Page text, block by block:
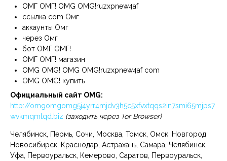
ОМГ ОМГ! OMG OMG!ruzxpnew4af
ссылка com Омг
аккаунты Омг
через Омг
бот ОМГ ОМГ!
ОМГ ОМГ! магазин
OMG OMG! OMG OMG!ruzxpnew4af com
OMG OMG! купить
Официальный сайт OMG:
http://omgomgomg5j4yrr4mjdv3h5c5xfvxtqqs2in7smi65mjps7
wvkmqmtqd.biz (заходить через Tor Browser)
Челябинск, Пермь, Сочи, Москва, Томск, Омск, Новгород,
Новосибирск, Краснодар, Астрахань, Самара, Челябинск,
Уфа, Первоуральск, Кемерово, Саратов, Первоуральск,